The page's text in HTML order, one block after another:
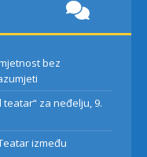
bez
za neđelju, 9.
između